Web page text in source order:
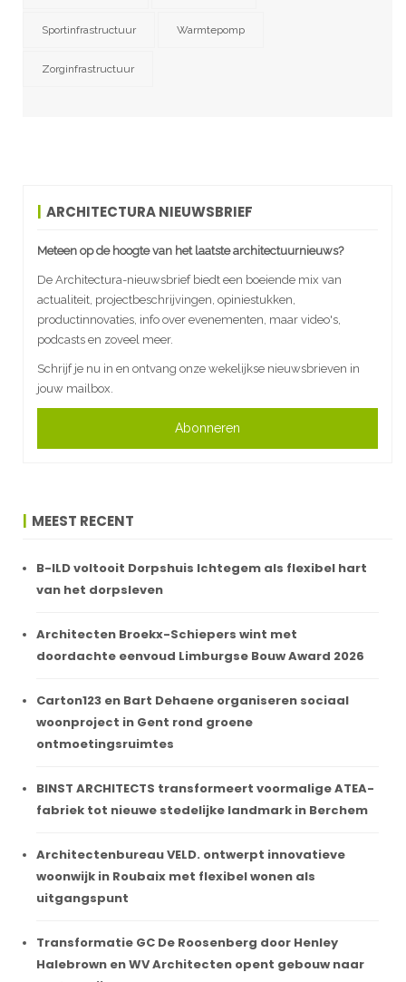
Sportinfrastructuur Warmtepomp
Zorginfrastructuur
ARCHITECTURA NIEUWSBRIEF
Meteen op de hoogte van het laatste architectuurnieuws?
De Architectura-nieuwsbrief biedt een boeiende mix van
actualiteit, projectbeschrijvingen, opiniestukken,
productinnovaties, info over evenementen, maar video's,
podcasts en zoveel meer.
Schrijf je nu in en ontvang onze wekelijkse nieuwsbrieven in
jouw mailbox.
Abonneren
MEEST RECENT
B-ILD voltooit Dorpshuis Ichtegem als flexibel hart
van het dorpsleven
Architecten Broekx-Schiepers wint met
doordachte eenvoud Limburgse Bouw Award 2026
Carton123 en Bart Dehaene organiseren sociaal
woonproject in Gent rond groene
ontmoetingsruimtes
BINST ARCHITECTS transformeert voormalige ATEA-
fabriek tot nieuwe stedelijke landmark in Berchem
Architectenbureau VELD. ontwerpt innovatieve
woonwijk in Roubaix met flexibel wonen als
uitgangspunt
Transformatie GC De Roosenberg door Henley
Halebrown en WV Architecten opent gebouw naar